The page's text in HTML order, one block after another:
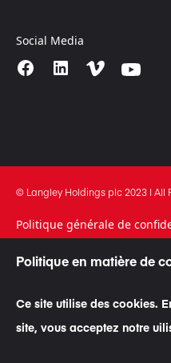
Politique en matière de
Ce site utilise des cookies.
site, vous acceptez notre
Social Media
© Langley Holdings plc 2023 | All
Politique générale de
Déclaration sur la lutte
êtres humains